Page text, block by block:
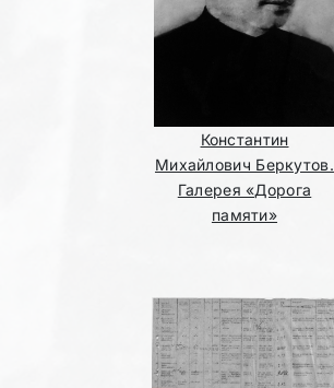
Константин
Михайлович Беркутов.
Галерея «Дорога
памяти»